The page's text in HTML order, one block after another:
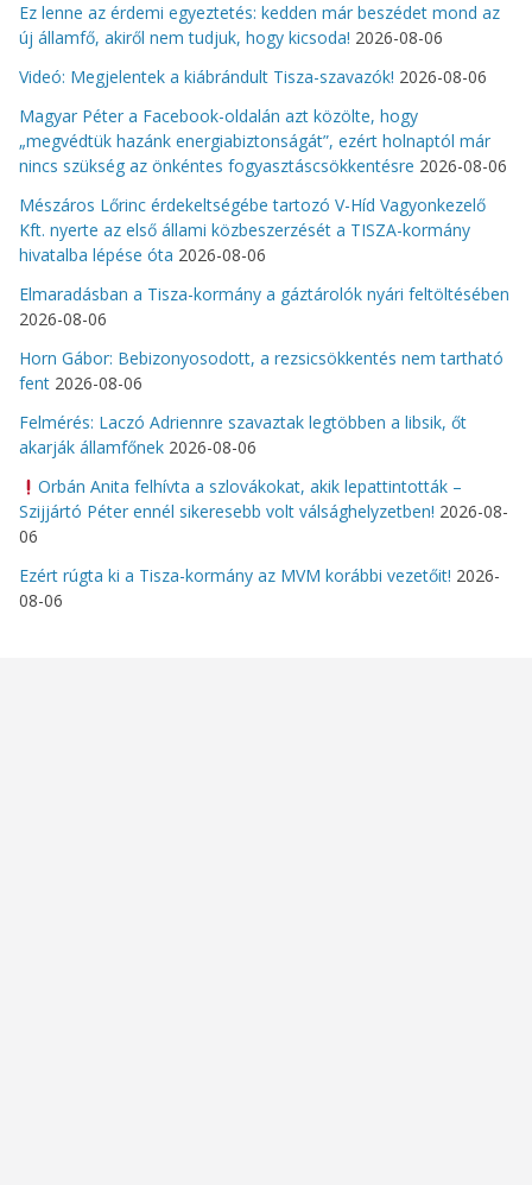
Ez lenne az érdemi egyeztetés: kedden már beszédet mond az
új államfő, akiről nem tudjuk, hogy kicsoda! 2026-08-06
Videó: Megjelentek a kiábrándult Tisza-szavazók! 2026-08-06
Magyar Péter a Facebook-oldalán azt közölte, hogy
„megvédtük hazánk energiabiztonságát”, ezért holnaptól már
nincs szükség az önkéntes fogyasztáscsökkentésre 2026-08-06
Mészáros Lőrinc érdekeltségébe tartozó V-Híd Vagyonkezelő
Kft. nyerte az első állami közbeszerzését a TISZA-kormány
hivatalba lépése óta 2026-08-06
Elmaradásban a Tisza-kormány a gáztárolók nyári feltöltésében
2026-08-06
Horn Gábor: Bebizonyosodott, a rezsicsökkentés nem tartható
fent 2026-08-06
Felmérés: Laczó Adriennre szavaztak legtöbben a libsik, őt
akarják államfőnek 2026-08-06
Orbán Anita felhívta a szlovákokat, akik lepattintották –
Szijjártó Péter ennél sikeresebb volt válsághelyzetben! 2026-08-
06
Ezért rúgta ki a Tisza-kormány az MVM korábbi vezetőit! 2026-
08-06